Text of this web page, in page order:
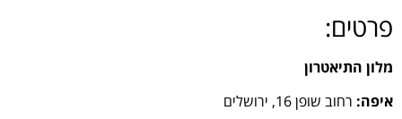
פרטים:
מלון התיאטרון
איפה: רחוב שופן 16, ירושלים